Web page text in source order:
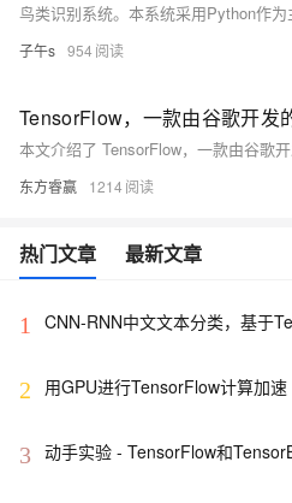
子午s 954
东方睿赢 1214
热门文章 最新文章
1 CNN-RNN中文文本分类，基于
2 用GPU进行TensorFlow计算加速
3 动手实验 - TensorFlow和